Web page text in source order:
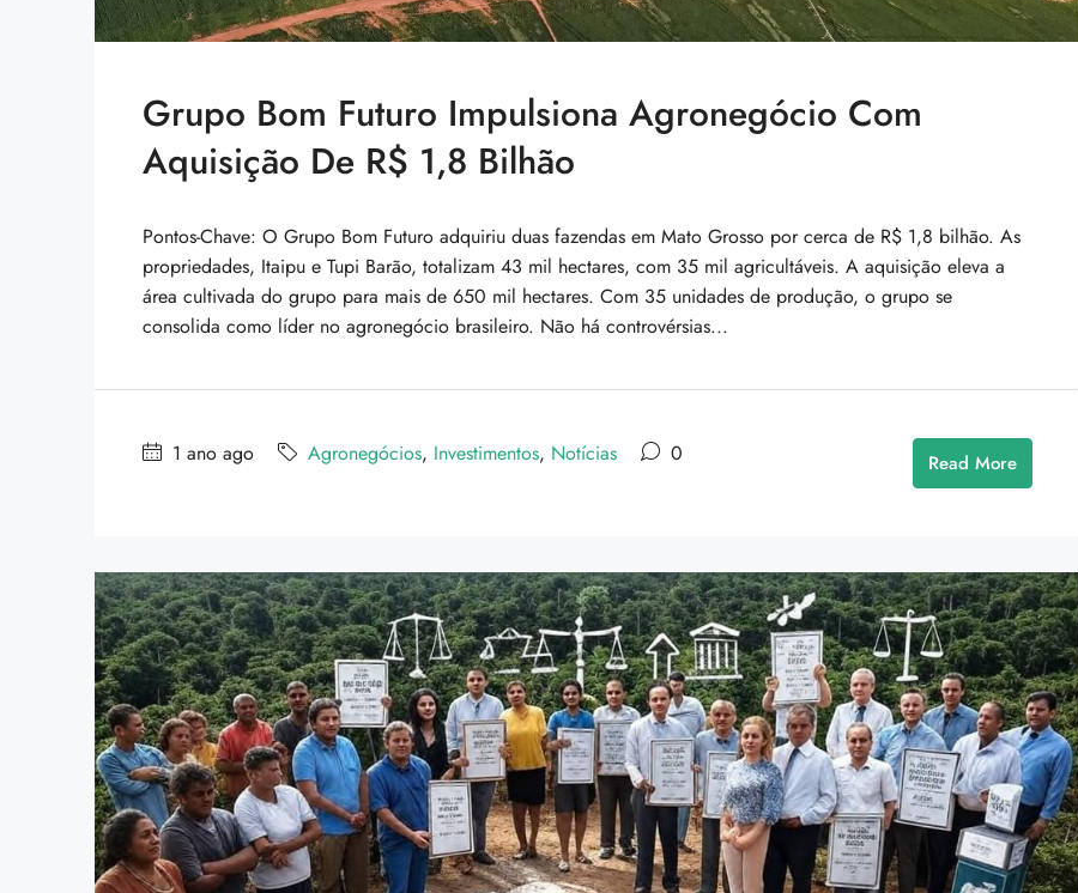
Grupo Bom Futuro Impulsiona Agronegócio Com
Aquisição De R$ 1,8 Bilhão
Pontos-Chave: O Grupo Bom Futuro adquiriu duas fazendas em Mato Grosso por cerca de R$ 1,8 bilhão. As
propriedades, Itaipu e Tupi Barão, totalizam 43 mil hectares, com 35 mil agricultáveis. A aquisição eleva a
área cultivada do grupo para mais de 650 mil hectares. Com 35 unidades de produção, o grupo se
consolida como líder no agronegócio brasileiro. Não há controvérsias...
1 ano ago Agronegócios, Investimentos, Notícias 0 Read More
Villa In The Forest
8100 S Ashland Ave, Chicago, IL 60620, USA
178 m²
WATERFRONT
Venda De Reserva Particular Legalizada
– 1.510 Ha De Cerrado Preservado Em
Alto Paraíso De Goiás
Alto Paraíso de Goiás, Região Geográfica Imediata
de Flores de Goiás, Região Geográfica Intermediária
de Luziânia-Águas Lindas de Goiás, Goiás, Região
Centro-Oeste, 73770-000, Brasil